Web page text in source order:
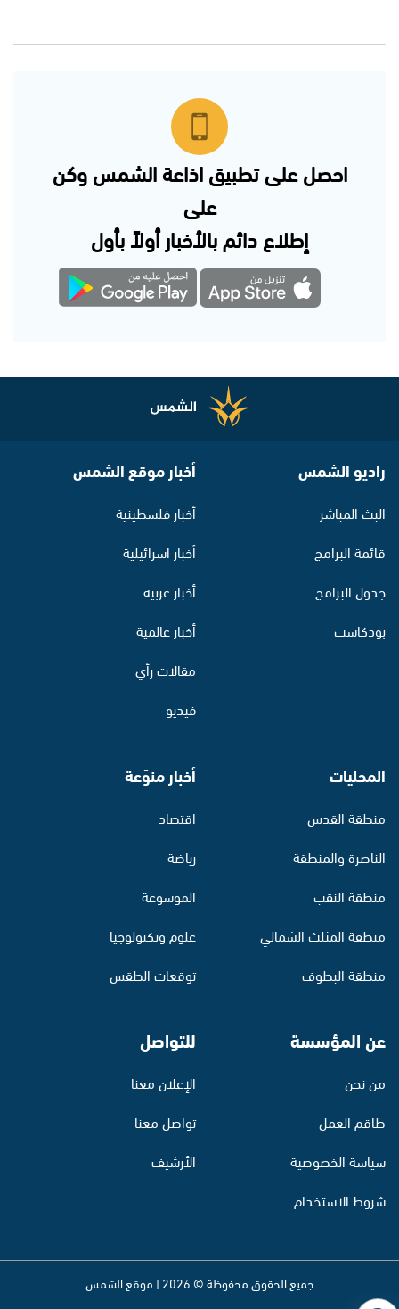
احصل على تطبيق اذاعة الشمس وكن
على
إطلاع دائم بالأخبار أولاً بأول
راديو الشمس
البث المباشر
قائمة البرامج
جدول البرامج
بودكاست
أخبار موقع الشمس
أخبار فلسطينية
أخبار اسرائيلية
أخبار عربية
أخبار عالمية
مقالات رأي
فيديو
المحليات
منطقة القدس
الناصرة والمنطقة
منطقة النقب
منطقة المثلث الشمالي
منطقة البطوف
أخبار منوّعة
اقتصاد
رياضة
الموسوعة
علوم وتكنولوجيا
توقعات الطقس
عن المؤسسة
من نحن
طاقم العمل
سياسة الخصوصية
شروط الاستخدام
للتواصل
الإعلان معنا
تواصل معنا
الأرشيف
جميع الحقوق محفوظة © 2026 | موقع الشمس